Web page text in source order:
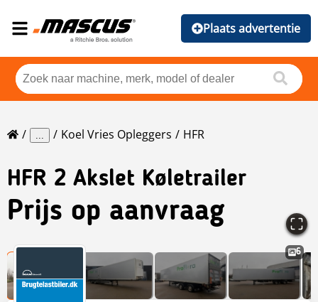
Plaats advertentie
... Koel Vries Opleggers HFR
HFR 2 Akslet Køletrailer
Prijs op aanvraag
6